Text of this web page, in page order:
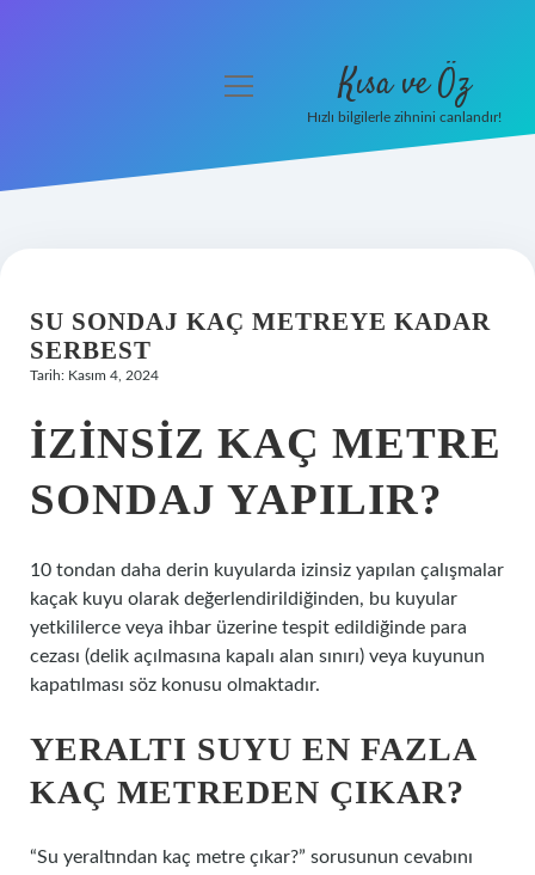
Hakkımızda
menüyü
Kısa ve Öz
Hızlı bilgilerle zihnini canlandır!
SU SONDAJ KAÇ METREYE KADAR
SERBEST
Tarih: Kasım 4, 2024
İZINSIZ KAÇ METRE
SONDAJ YAPILIR?
10 tondan daha derin kuyularda izinsiz yapılan çalışmalar
kaçak kuyu olarak değerlendirildiğinden, bu kuyular
yetkililerce veya ihbar üzerine tespit edildiğinde para
cezası (delik açılmasına kapalı alan sınırı) veya kuyunun
kapatılması söz konusu olmaktadır.
YERALTI SUYU EN FAZLA
KAÇ METREDEN ÇIKAR?
“Su yeraltından kaç metre çıkar?” sorusunun cevabını